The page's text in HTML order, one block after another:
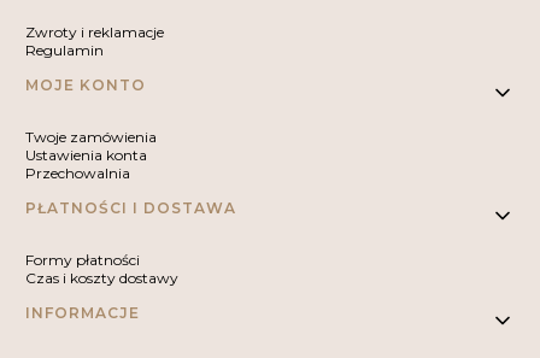
Zwroty i reklamacje
Regulamin
MOJE KONTO
Twoje zamówienia
Ustawienia konta
Przechowalnia
PŁATNOŚCI I DOSTAWA
Formy płatności
Czas i koszty dostawy
INFORMACJE